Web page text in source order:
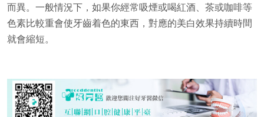
而異。一般情況下，如果你經常吸煙或喝紅酒、茶或咖啡等
色素比較重會使牙齒着色的東西，對應的美白效果持續時間
就會縮短。